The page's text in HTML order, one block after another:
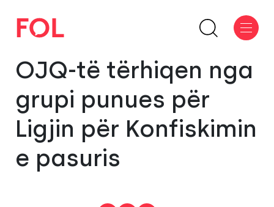
OJQ-të tërhiqen nga
grupi punues për
Ligjin për Konfiskimin
e pasuris